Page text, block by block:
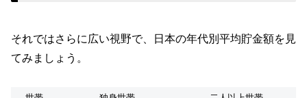
それではさらに広い視野で、日本の年代別平均貯金額を見
てみましょう。